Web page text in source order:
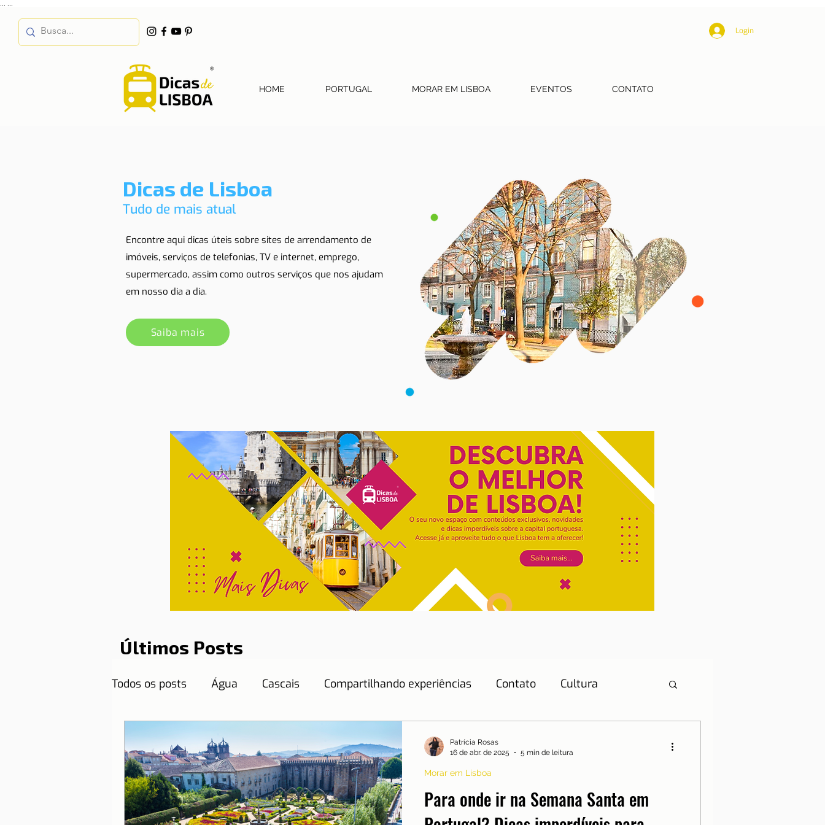
Login
HOME PORTUGAL MORAR EM LISBOA EVENTOS CONTATO
Dicas de Lisboa
Tudo de mais atual
Encontre aqui dicas úteis sobre sites de arrendamento de
imóveis, serviços de telefonias, TV e internet, emprego,
supermercado, assim como outros serviços que nos ajudam
em nosso dia a dia.
Saiba mais
Últimos Posts
Todos os posts Água Cascais Compartilhando experiências Contato Cultura
Documentos necessários Educação Emprego
Para onde ir na Semana Santa em
Morar em Lisboa
Patrícia Rosas
16 de abr. de 2025
5 min de leitura